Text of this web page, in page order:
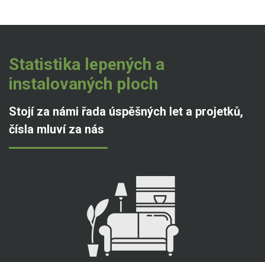
Statistika lepených a
instalovaných ploch
Stojí za námi řada úspěšných let a projetků,
čísla mluví za nás